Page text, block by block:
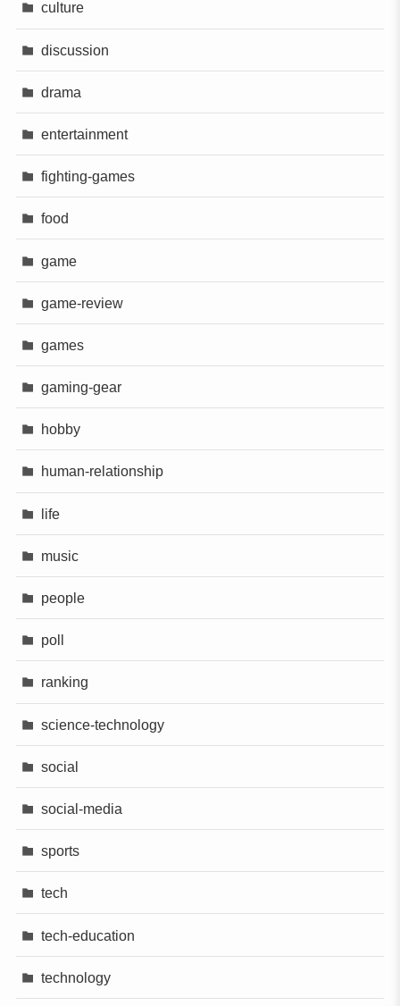
culture
discussion
drama
entertainment
fighting-games
food
game
game-review
games
gaming-gear
hobby
human-relationship
life
music
people
poll
ranking
science-technology
social
social-media
sports
tech
tech-education
technology